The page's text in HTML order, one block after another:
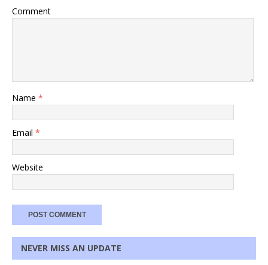
Comment
Name *
Email *
Website
NEVER MISS AN UPDATE